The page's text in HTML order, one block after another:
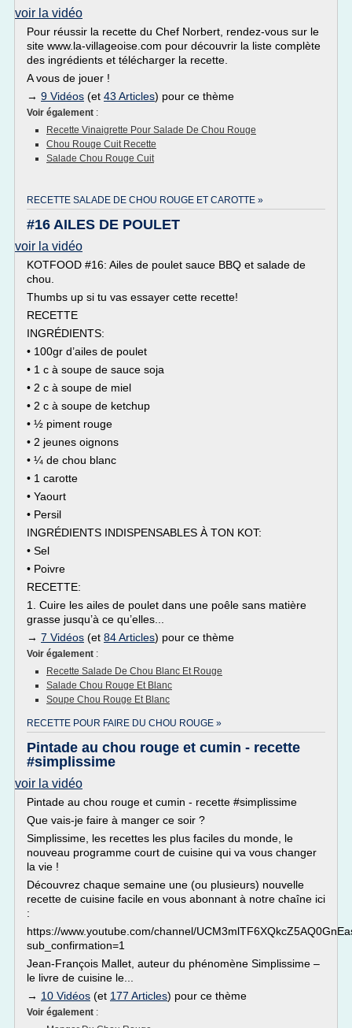
voir la vidéo
Pour réussir la recette du Chef Norbert, rendez-vous sur le
site www.la-villageoise.com pour découvrir la liste complète
des ingrédients et télécharger la recette.
A vous de jouer !
→ 9 Vidéos (et 43 Articles) pour ce thème
Voir également :
Recette Vinaigrette Pour Salade De Chou Rouge
Chou Rouge Cuit Recette
Salade Chou Rouge Cuit
RECETTE SALADE DE CHOU ROUGE ET CAROTTE »
#16 AILES DE POULET
voir la vidéo
KOTFOOD #16: Ailes de poulet sauce BBQ et salade de
chou.
Thumbs up si tu vas essayer cette recette!
RECETTE
INGRÉDIENTS:
• 100gr d’ailes de poulet
• 1 c à soupe de sauce soja
• 2 c à soupe de miel
• 2 c à soupe de ketchup
• ½ piment rouge
• 2 jeunes oignons
• ¼ de chou blanc
• 1 carotte
• Yaourt
• Persil
INGRÉDIENTS INDISPENSABLES À TON KOT:
• Sel
• Poivre
RECETTE:
1. Cuire les ailes de poulet dans une poêle sans matière
grasse jusqu’à ce qu’elles...
→ 7 Vidéos (et 84 Articles) pour ce thème
Voir également :
Recette Salade De Chou Blanc Et Rouge
Salade Chou Rouge Et Blanc
Soupe Chou Rouge Et Blanc
RECETTE POUR FAIRE DU CHOU ROUGE »
Pintade au chou rouge et cumin - recette
#simplissime
voir la vidéo
Pintade au chou rouge et cumin - recette #simplissime
Que vais-je faire à manger ce soir ?
Simplissime, les recettes les plus faciles du monde, le
nouveau programme court de cuisine qui va vous changer
la vie !
Découvrez chaque semaine une (ou plusieurs) nouvelle
recette de cuisine facile en vous abonnant à notre chaîne ici
:
https://www.youtube.com/channel/
sub_confirmation=1
Jean-François Mallet, auteur du phénomène Simplissime –
le livre de cuisine le...
→ 10 Vidéos (et 177 Articles) pour ce thème
Voir également :